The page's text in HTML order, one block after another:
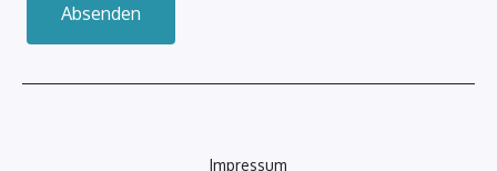
Absenden
Impressum